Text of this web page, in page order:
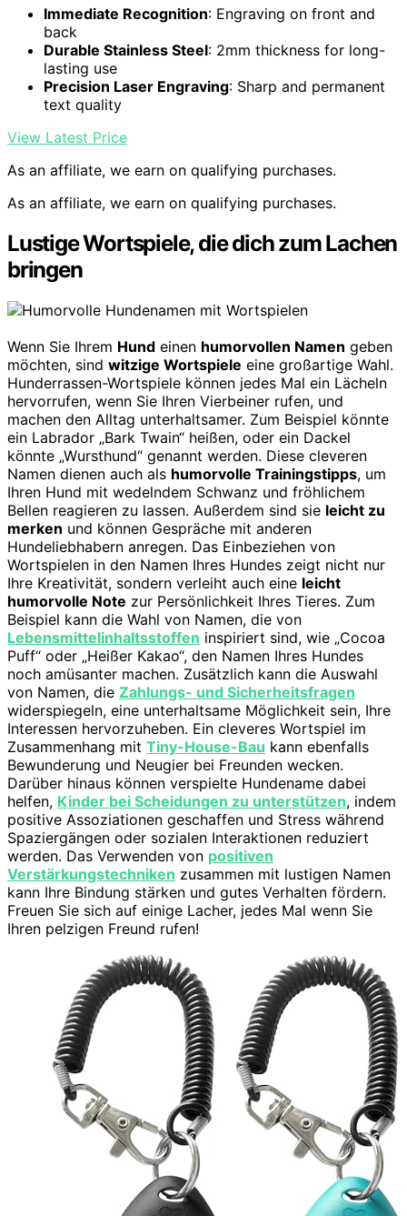
Immediate Recognition: Engraving on front and
back
Durable Stainless Steel: 2mm thickness for long-
lasting use
Precision Laser Engraving: Sharp and permanent
text quality
View Latest Price
As an affiliate, we earn on qualifying purchases.
As an affiliate, we earn on qualifying purchases.
Lustige Wortspiele, die dich zum Lachen
bringen
Wenn Sie Ihrem Hund einen humorvollen Namen geben
möchten, sind witzige Wortspiele eine großartige Wahl.
Hunderrassen-Wortspiele können jedes Mal ein Lächeln
hervorrufen, wenn Sie Ihren Vierbeiner rufen, und
machen den Alltag unterhaltsamer. Zum Beispiel könnte
ein Labrador „Bark Twain“ heißen, oder ein Dackel
könnte „Wursthund“ genannt werden. Diese cleveren
Namen dienen auch als humorvolle Trainingstipps, um
Ihren Hund mit wedelndem Schwanz und fröhlichem
Bellen reagieren zu lassen. Außerdem sind sie leicht zu
merken und können Gespräche mit anderen
Hundeliebhabern anregen. Das Einbeziehen von
Wortspielen in den Namen Ihres Hundes zeigt nicht nur
Ihre Kreativität, sondern verleiht auch eine leicht
humorvolle Note zur Persönlichkeit Ihres Tieres. Zum
Beispiel kann die Wahl von Namen, die von
Lebensmittelinhaltsstoffen inspiriert sind, wie „Cocoa
Puff“ oder „Heißer Kakao“, den Namen Ihres Hundes
noch amüsanter machen. Zusätzlich kann die Auswahl
von Namen, die Zahlungs- und Sicherheitsfragen
widerspiegeln, eine unterhaltsame Möglichkeit sein, Ihre
Interessen hervorzuheben. Ein cleveres Wortspiel im
Zusammenhang mit Tiny-House-Bau kann ebenfalls
Bewunderung und Neugier bei Freunden wecken.
Darüber hinaus können verspielte Hundename dabei
helfen, Kinder bei Scheidungen zu unterstützen, indem
positive Assoziationen geschaffen und Stress während
Spaziergängen oder sozialen Interaktionen reduziert
werden. Das Verwenden von positiven
Verstärkungstechniken zusammen mit lustigen Namen
kann Ihre Bindung stärken und gutes Verhalten fördern.
Freuen Sie sich auf einige Lacher, jedes Mal wenn Sie
Ihren pelzigen Freund rufen!